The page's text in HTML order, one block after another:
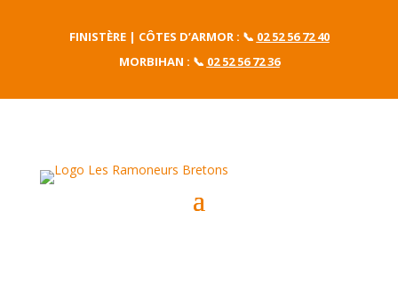
FINISTÈRE | CÔTES D’ARMOR : 📞 02 52 56 72 40
MORBIHAN : 📞 02 52 56 72 36